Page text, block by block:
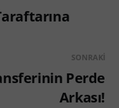
SONRAKI
Perde
Arkası!